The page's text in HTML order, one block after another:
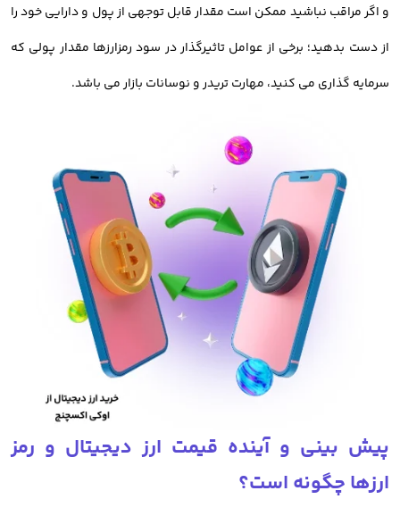
چهارمین مرحله خرید ارز دیجیتال، شارژ حساب کاربری است. شما
بایستی پس از ثبت نام، کیف پول خود را با استفاده از حساب بانکی
نگهداری دارایی در کیف پول
در آخرین مرحله از مراحل خرید و فروش ارزدیجیتال، باید دارایی خود را
در کیف پول امن و معتبر ذخیره کنید. شما میتوانید رمزارز خود را در
کیف پول صرافی یا ولت های نرم افزاری و سخت افزاری ذخیره کنید.
خرید ارز دیجیتال با کارمزد کم
صرافی اوکی اکسچنج امکان خرید و فروش ارز دیجیتال با کمترین کارمزد را
برای کاربران خود فعال کرده است. هم اکنون معامله گران ایرانی میتوانند
با کارمزد کم معامله خود را در اوکی اکسچنج انجام داده و از امکانات این
صرافی بهره مند شوند.
و اگر مراقب نباشید ممکن است مقدار قابل توجهی از پول و دارایی خود را
از دست بدهید؛ برخی از عوامل تاثیرگذار در سود رمزارزها مقدار پولی که
سرمایه گذاری می کنید، مهارت تریدر و نوسانات بازار می باشد.
پیش بینی و آینده قیمت ارز دیجیتال و رمز
ارزها چگونه است؟